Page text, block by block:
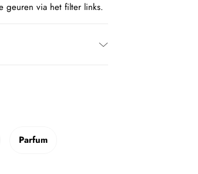
geuren via het filter links.
Parfum